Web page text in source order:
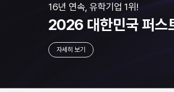
16년 연속, 유학기업 1위!
2026 대한민국 퍼스
자세히 보기